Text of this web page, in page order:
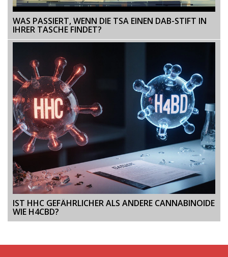
WAS PASSIERT, WENN DIE TSA EINEN DAB-STIFT IN
IHRER TASCHE FINDET?
IST HHC GEFÄHRLICHER ALS ANDERE CANNABINOIDE
WIE H4CBD?